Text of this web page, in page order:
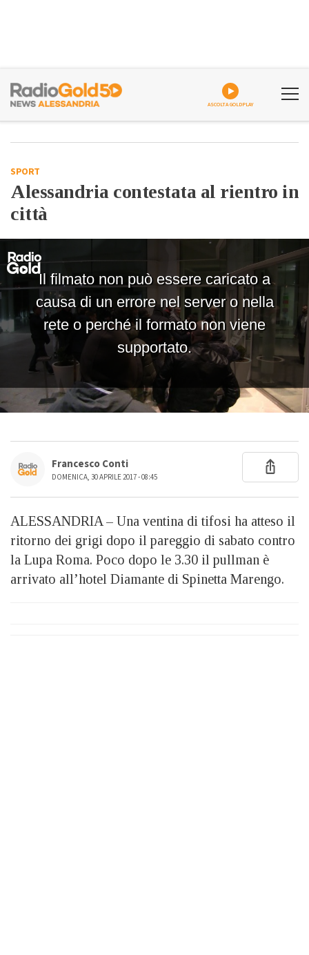
ASCOLTA GOLDPLAY
SPORT
Alessandria contestata al rientro in
città
Francesco Conti
DOMENICA, 30 APRILE 2017 - 08:45
ALESSANDRIA – Una ventina di tifosi ha atteso il
ritorno dei grigi dopo il pareggio di sabato contro
la Lupa Roma. Poco dopo le 3.30 il pullman è
arrivato all’hotel Diamante di Spinetta Marengo.